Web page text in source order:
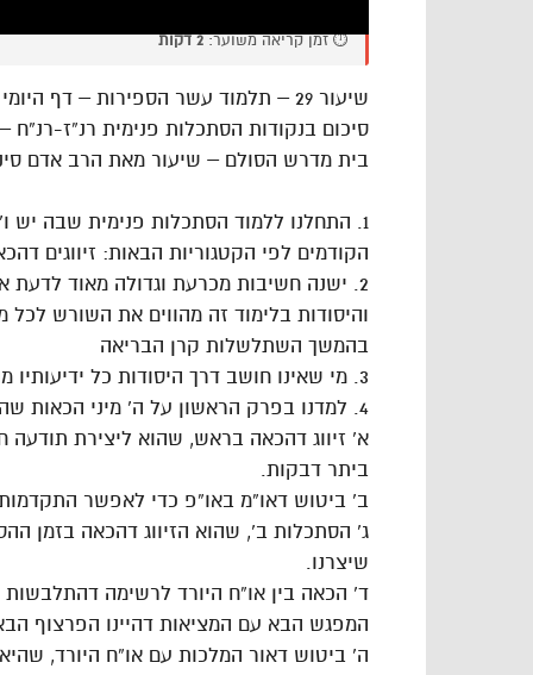
⏱️ זמן קריאה משוער:2 דקות
שיעור 29 – תלמוד עשר הספירות – דף היומי – חלק ד’
סיכום בנקודות הסתכלות פנימית רנ”ז-רנ”ח
בית מדרש הסולם – שיעור מאת הרב אדם
1. התחלנו ללמוד הסתכלות פנימית שבה
הקודמים לפי הקטגוריות הבאות: זיווגים
2. ישנה חשיבות מכרעת וגדולה מאוד לדעת
והיסודות בלימוד זה מהווים את השורש
בהמשך השתלשלות קרן הבריאה
3. מי שאינו חושב דרך היסודות כל ידיעותיו מוטלות בספק.
4. למדנו בפרק הראשון על ה’ מיני הכאות שהם:
א’ זיווג דהכאה בראש, שהוא ליצירת
ביתר דבקות.
ב’ ביטוש דאו”מ באו”פ כדי לאפשר
ג’ הסתכלות ב’, שהוא הזיווג דהכאה בזמן
שיצרנו.
ד’ הכאה בין או”ח היורד לרשימה
המפגש הבא עם המציאות דהיינו הפרצוף
ה’ ביטוש דאור המלכות עם או”ח היורד,